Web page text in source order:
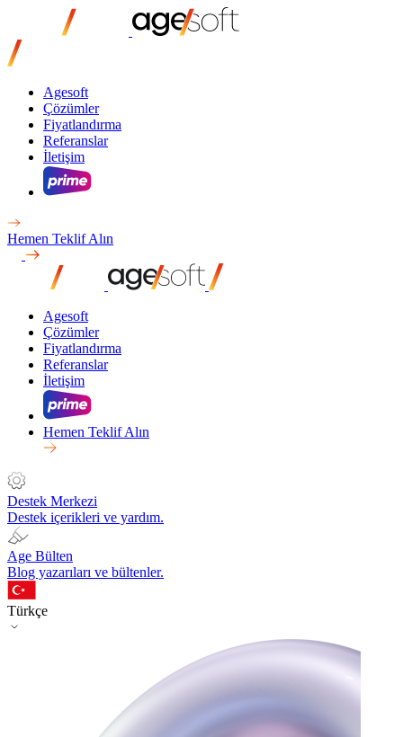
Agesoft
Çözümler
Fiyatlandırma
Referanslar
İletişim
Hemen Teklif Alın
Agesoft
Çözümler
Fiyatlandırma
Referanslar
İletişim
Hemen Teklif Alın
Destek Merkezi
Destek içerikleri ve yardım.
Age Bülten
Blog yazarıları ve bültenler.
Türkçe